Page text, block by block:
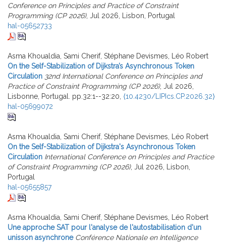
Conference on Principles and Practice of Constraint
Programming (CP 2026), Jul 2026, Lisbon, Portugal
hal-05652733
Asma Khoualdia, Sami Cherif, Stéphane Devismes, Léo Robert
On the Self-Stabilization of Dijkstra’s Asynchronous Token
Circulation 32nd International Conference on Principles and
Practice of Constraint Programming (CP 2026), Jul 2026,
Lisbonne, Portugal. pp.32:1--32:20, ⟨10.4230/LIPIcs.CP.2026.32⟩
hal-05699072
Asma Khoualdia, Sami Cherif, Stéphane Devismes, Léo Robert
On the Self-Stabilization of Dijkstra's Asynchronous Token
Circulation International Conference on Principles and Practice
of Constraint Programming (CP 2026), Jul 2026, Lisbon,
Portugal
hal-05655857
Asma Khoualdia, Sami Cherif, Stéphane Devismes, Léo Robert
Une approche SAT pour l'analyse de l'autostabilisation d'un
unisson asynchrone Conférence Nationale en Intelligence